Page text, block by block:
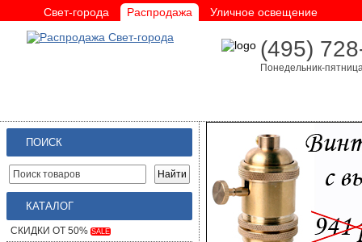
Свет-города Распродажа Уличное освещение
(495)
Понедельник-
ПОИСК
КАТАЛОГ
СКИДКИ ОТ 50% SALE